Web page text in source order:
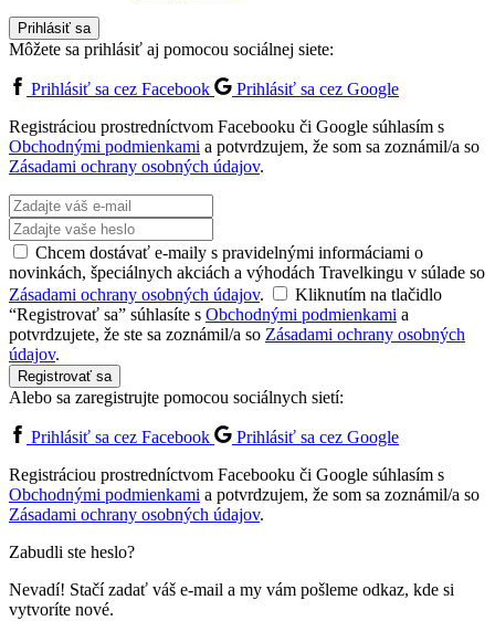
Prihlásiť sa
Môžete sa prihlásiť aj pomocou sociálnej siete:
Prihlásiť sa cez Facebook
Prihlásiť sa cez Google
Registráciou prostredníctvom Facebooku či Google súhlasím s
Obchodnými podmienkami a potvrdzujem, že som sa zoznámil/a so
Zásadami ochrany osobných údajov.
Chcem dostávať e-maily s pravidelnými informáciami o
novinkách, špeciálnych akciách a výhodách Travelkingu v súlade so
Zásadami ochrany osobných údajov.
Kliknutím na tlačidlo
“Registrovať sa” súhlasíte s Obchodnými podmienkami a
potvrdzujete, že ste sa zoznámil/a so Zásadami ochrany osobných
údajov.
Registrovať sa
Alebo sa zaregistrujte pomocou sociálnych sietí:
Prihlásiť sa cez Facebook
Prihlásiť sa cez Google
Registráciou prostredníctvom Facebooku či Google súhlasím s
Obchodnými podmienkami a potvrdzujem, že som sa zoznámil/a so
Zásadami ochrany osobných údajov.
Zabudli ste heslo?
Nevadí! Stačí zadať váš e-mail a my vám pošleme odkaz, kde si
vytvoríte nové.